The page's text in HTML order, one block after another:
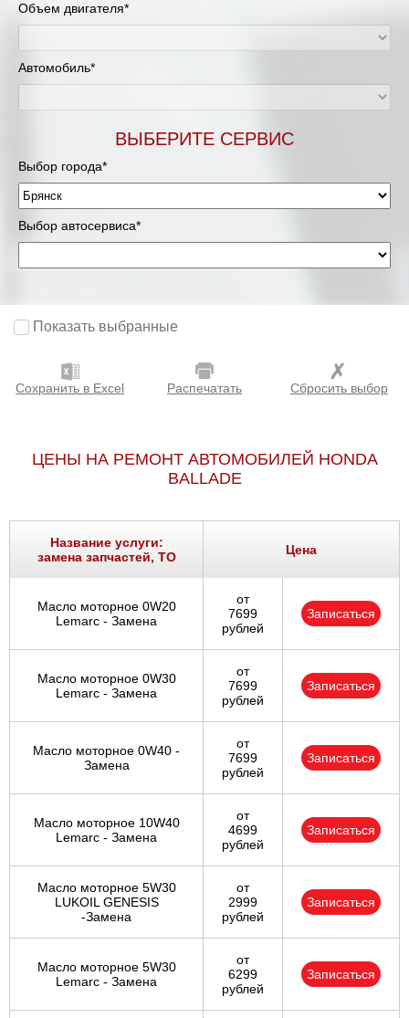
Объем двигателя*
Автомобиль*
ВЫБЕРИТЕ СЕРВИС
Выбор города*
Выбор автосервиса*
Показать выбранные
Сохранить в Excel Распечатать Сбросить выбор
ЦЕНЫ НА РЕМОНТ АВТОМОБИЛЕЙ HONDA
BALLADE
Название услуги:
замена запчастей, ТО
Цена
Масло моторное 0W20
Lemarc - Замена
от
7699
рублей
Записаться
Масло моторное 0W30
Lemarc - Замена
от
7699
рублей
Записаться
Масло моторное 0W40 -
Замена
от
7699
рублей
Записаться
Масло моторное 10W40
Lemarc - Замена
от
4699
рублей
Записаться
Масло моторное 5W30
LUKOIL GENESIS
-Замена
от
2999
рублей
Записаться
Масло моторное 5W30
Lemarc - Замена
от
6299
рублей
Записаться